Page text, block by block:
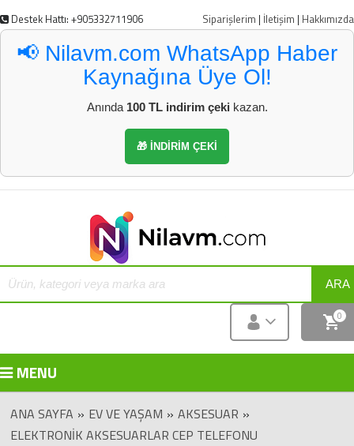
Destek Hattı: +905332711906 Siparişlerim | İletişim | Hakkımızda
📢 Nilavm.com WhatsApp Haber
Kaynağına Üye Ol!
Anında 100 TL indirim çeki kazan.
🎁 İNDİRİM ÇEKİ
ARA
0
MENU
ANA SAYFA » EV VE YAŞAM » AKSESUAR »
ELEKTRONIK AKSESUARLAR CEP TELEFONU